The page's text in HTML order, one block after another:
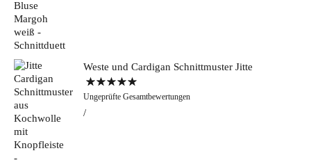
Weste und Cardigan Schnittmuster Jitte
Bewertet mit
5.00von 5
Ungeprüfte Gesamtbewertungen